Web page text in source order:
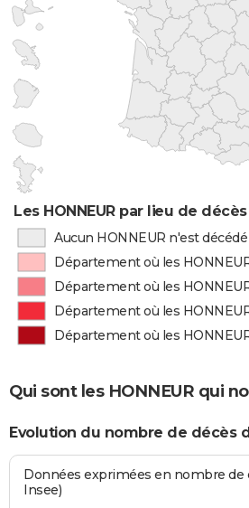
Les HONNEUR par lieu de décès
Aucun HONNEUR n'est
Département où les
Département où les
Département où les
Département où les
Qui sont les HONNEUR qui
Evolution du nombre de décès
Données exprimées en nombre de
Insee)